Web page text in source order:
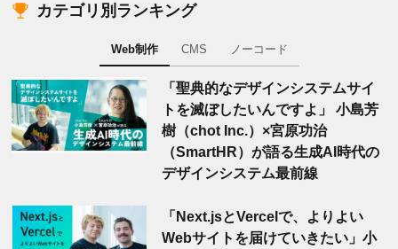
カテゴリ別ランキング
Web制作 CMS ノーコード
「聖典的なデザインシステムサイ
トを滅ぼしたいんですよ」 小島芳
樹（chot Inc.）×宮原功治
（SmartHR）が語る生成AI時代の
デザインシステム最前線
「Next.jsとVercelで、よりよい
Webサイトを届けていきたい」小